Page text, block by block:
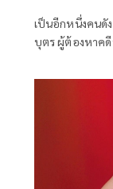
เป็นอีกหนึ่งคนดั
บุตร ผู้ต้องหาค
อีกฝ่ายเป็นการ
ของและเมื่อจ